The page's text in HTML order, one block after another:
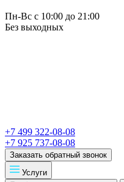
Пн-Вс с 10:00 до 21:00
Без выходных
+7 499 322-08-08
+7 925 737-08-08
Заказать обратный звонок
Услуги